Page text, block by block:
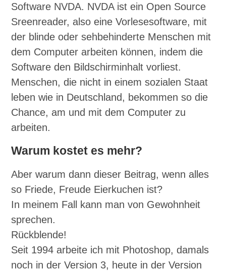
Software NVDA. NVDA ist ein Open Source
Sreenreader, also eine Vorlesesoftware, mit
der blinde oder sehbehinderte Menschen mit
dem Computer arbeiten können, indem die
Software den Bildschirminhalt vorliest.
Menschen, die nicht in einem sozialen Staat
leben wie in Deutschland, bekommen so die
Chance, am und mit dem Computer zu
arbeiten.
Warum kostet es mehr?
Aber warum dann dieser Beitrag, wenn alles
so Friede, Freude Eierkuchen ist?
In meinem Fall kann man von Gewohnheit
sprechen.
Rückblende!
Seit 1994 arbeite ich mit Photoshop, damals
noch in der Version 3, heute in der Version